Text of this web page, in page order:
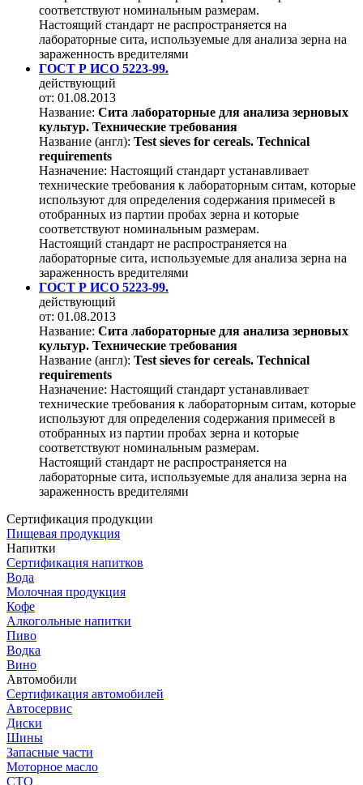
соответствуют номинальным размерам.
Настоящий стандарт не распространяется на
лабораторные сита, используемые для анализа зерна на
зараженность вредителями
ГОСТ Р ИСО 5223-99.
действующий
от: 01.08.2013
Название: Сита лабораторные для анализа зерновых
культур. Технические требования
Название (англ): Test sieves for cereals. Technical
requirements
Назначение: Настоящий стандарт устанавливает
технические требования к лабораторным ситам, которые
используют для определения содержания примесей в
отобранных из партии пробах зерна и которые
соответствуют номинальным размерам.
Настоящий стандарт не распространяется на
лабораторные сита, используемые для анализа зерна на
зараженность вредителями
ГОСТ Р ИСО 5223-99.
действующий
от: 01.08.2013
Название: Сита лабораторные для анализа зерновых
культур. Технические требования
Название (англ): Test sieves for cereals. Technical
requirements
Назначение: Настоящий стандарт устанавливает
технические требования к лабораторным ситам, которые
используют для определения содержания примесей в
отобранных из партии пробах зерна и которые
соответствуют номинальным размерам.
Настоящий стандарт не распространяется на
лабораторные сита, используемые для анализа зерна на
зараженность вредителями
Сертификация продукции
Пищевая продукция
Напитки
Сертификация напитков
Вода
Молочная продукция
Кофе
Алкогольные напитки
Пиво
Водка
Вино
Автомобили
Сертификация автомобилей
Автосервис
Диски
Шины
Запасные части
Моторное масло
СТО